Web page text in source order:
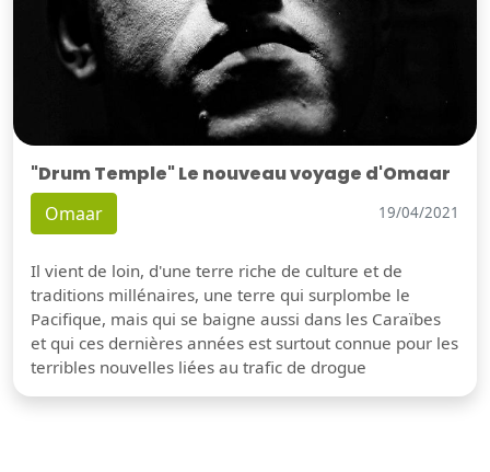
"Drum Temple" Le nouveau voyage d'Omaar
Omaar 19/04/2021
Il vient de loin, d'une terre riche de culture et de
traditions millénaires, une terre qui surplombe le
Pacifique, mais qui se baigne aussi dans les Caraïbes
et qui ces dernières années est surtout connue pour les
terribles nouvelles liées au trafic de drogue